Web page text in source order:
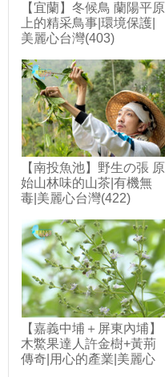
【宜蘭】冬候鳥 蘭陽平原
上的精采鳥事|環境保護|
美麗心台灣(403)
【南投魚池】野生の張 原
始山林味的山茶|有機無
毒|美麗心台灣(422)
【嘉義中埔＋屏東內埔】
木鱉果達人許金樹+黃荊
傳奇|用心的產業|美麗心